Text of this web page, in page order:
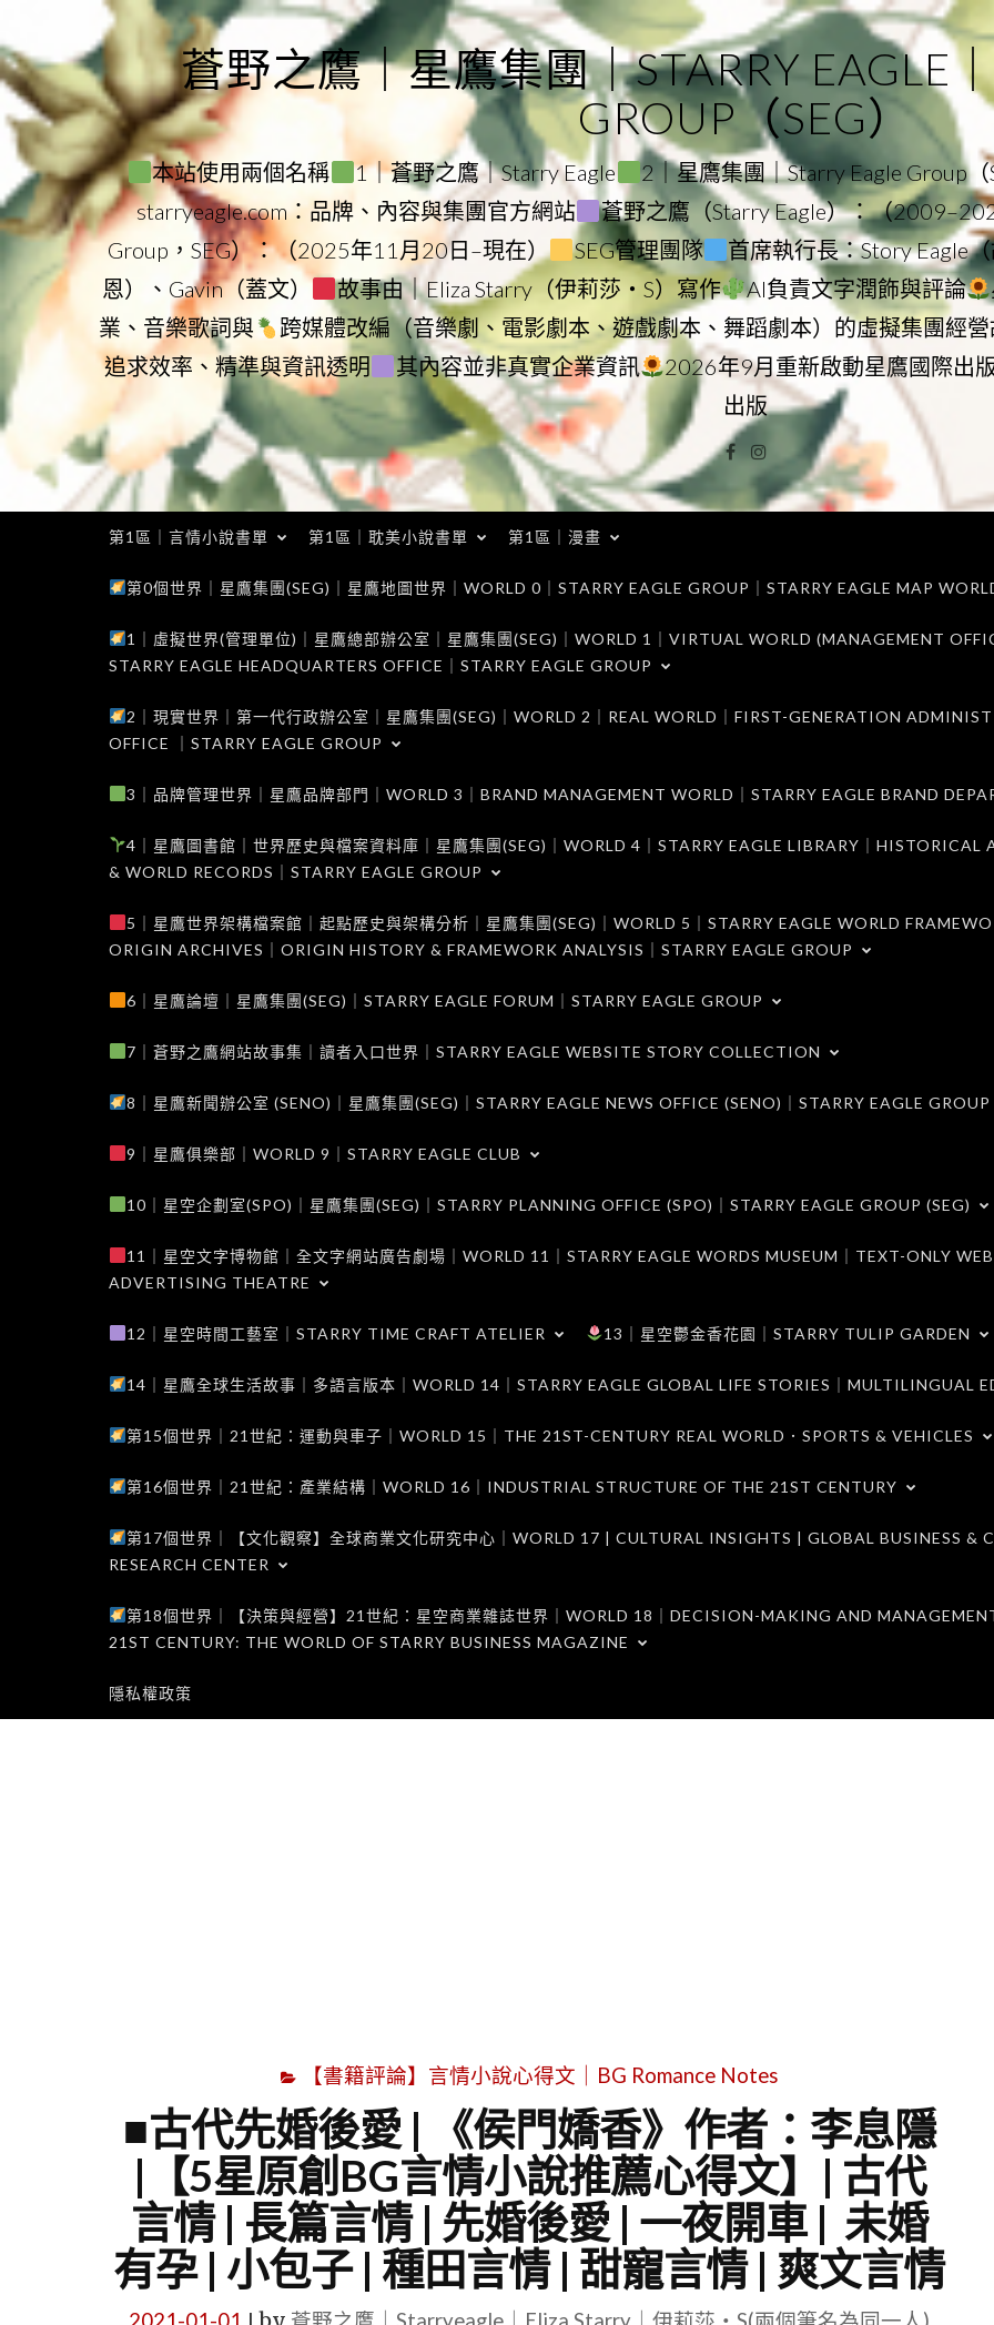
to
content
蒼野之鷹｜星鷹集團｜STARRY EAGLE
GROUP（SEG）
本站使用兩個名稱 1｜蒼野之鷹｜Starry Eagle
2｜星鷹集團｜Starry Eagle Group（
starryeagle.com：品牌、內容與集團官方網站
蒼野之鷹（Starry Eagle）：（
Group，SEG）：（2025年11月20日–現在）
SEG管理團隊
首席執行長：Story Eagle
恩）、Gavin（蓋文）
故事由｜Eliza Starry（伊莉莎・S）寫作 AI負責文字潤飾與評論
業、音樂歌詞與
跨媒體改編（音樂劇、電影劇本、遊戲劇本、舞蹈劇本）的虛擬集團經
追求效率、精準與資訊透明
其內容並非真實企業資訊
2026年9月重新啟動星鷹國際出
出版
Facebook
Instagram
第1區｜言情小說書單 第1區｜耽美小說書單 第1區｜漫畫
第0個世界｜星鷹集團(SEG)｜星鷹地圖世界｜WORLD 0｜STARRY EAGLE GROUP｜STARRY EAGLE MAP
1｜虛擬世界(管理單位)｜星鷹總部辦公室｜星鷹集團(SEG)｜WORLD 1｜VIRTUAL WORLD (MANAGEMENT
STARRY EAGLE HEADQUARTERS OFFICE｜STARRY EAGLE GROUP
2｜現實世界｜第一代行政辦公室｜星鷹集團(SEG)｜WORLD 2｜REAL WORLD｜FIRST-GENERATION
OFFICE ｜STARRY EAGLE GROUP
3｜品牌管理世界｜星鷹品牌部門｜WORLD 3｜BRAND MANAGEMENT WORLD｜STARRY EAGLE BRAND
4｜星鷹圖書館｜世界歷史與檔案資料庫｜星鷹集團(SEG)｜WORLD 4｜STARRY EAGLE LIBRARY｜HISTORICAL
& WORLD RECORDS｜STARRY EAGLE GROUP
5｜星鷹世界架構檔案館｜起點歷史與架構分析｜星鷹集團(SEG)｜WORLD 5｜STARRY EAGLE WORLD
ORIGIN ARCHIVES｜ORIGIN HISTORY & FRAMEWORK ANALYSIS｜STARRY EAGLE GROUP
6｜星鷹論壇｜星鷹集團(SEG)｜STARRY EAGLE FORUM｜STARRY EAGLE GROUP
7｜蒼野之鷹網站故事集｜讀者入口世界｜STARRY EAGLE WEBSITE STORY COLLECTION
8｜星鷹新聞辦公室 (SENO)｜星鷹集團(SEG)｜STARRY EAGLE NEWS OFFICE (SENO)｜STARRY EAGLE GROUP
9｜星鷹俱樂部｜WORLD 9｜STARRY EAGLE CLUB
10｜星空企劃室(SPO)｜星鷹集團(SEG)｜STARRY PLANNING OFFICE (SPO)｜STARRY EAGLE GROUP (SEG)
11｜星空文字博物館｜全文字網站廣告劇場｜WORLD 11｜STARRY EAGLE WORDS MUSEUM｜TEXT-ONLY
ADVERTISING THEATRE
12｜星空時間工藝室｜STARRY TIME CRAFT ATELIER 13｜星空鬱金香花園｜STARRY TULIP GARDEN
14｜星鷹全球生活故事｜多語言版本｜WORLD 14｜STARRY EAGLE GLOBAL LIFE STORIES｜MULTILINGUAL
第15個世界｜21世紀：運動與車子｜WORLD 15｜THE 21ST-CENTURY REAL WORLD．SPORTS & VEHICLES
第16個世界｜21世紀：產業結構｜WORLD 16｜INDUSTRIAL STRUCTURE OF THE 21ST CENTURY
第17個世界｜【文化觀察】全球商業文化研究中心｜WORLD 17 | CULTURAL INSIGHTS | GLOBAL BUSINESS &
RESEARCH CENTER
第18個世界｜【決策與經營】21世紀：星空商業雜誌世界｜WORLD 18｜DECISION-MAKING AND
21ST CENTURY: THE WORLD OF STARRY BUSINESS MAGAZINE
隱私權政策
【書籍評論】言情小說心得文｜BG Romance Notes
■古代先婚後愛 | 《侯門嬌香》作者：李息隱
|【5星原創BG言情小說推薦心得文】| 古代
言情 | 長篇言情 | 先婚後愛 | 一夜開車 | 未婚
有孕 | 小包子 | 種田言情 | 甜寵言情 | 爽文言情